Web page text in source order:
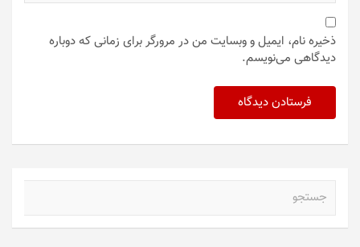
ذخیره نام، ایمیل و وبسایت من در مرورگر برای زمانی که دوباره
دیدگاهی می‌نویسم.